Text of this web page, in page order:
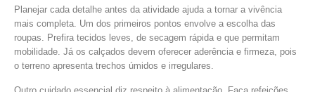
Planejar cada detalhe antes da atividade ajuda a tornar a vivência
mais completa. Um dos primeiros pontos envolve a escolha das
roupas. Prefira tecidos leves, de secagem rápida e que permitam
mobilidade. Já os calçados devem oferecer aderência e firmeza, pois
o terreno apresenta trechos úmidos e irregulares.